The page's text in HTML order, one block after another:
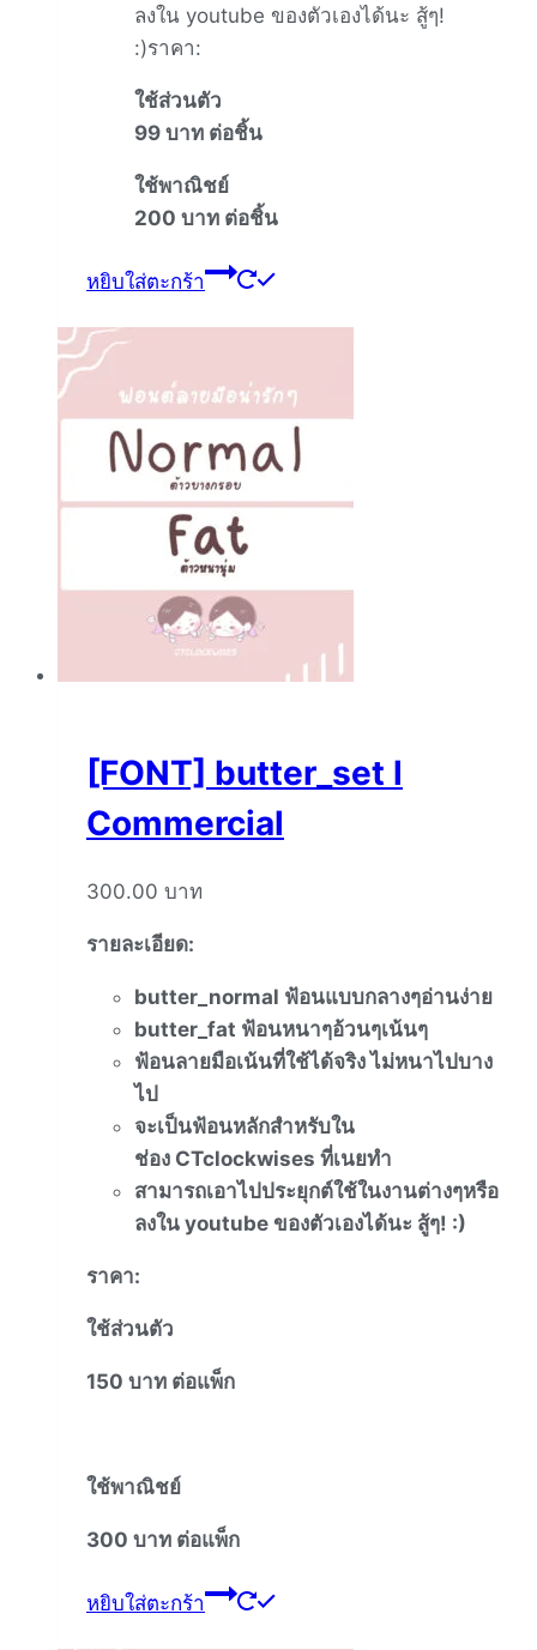
ลงใน youtube ของตัวเองได้นะ สู้ๆ!
:)ราคา:
ใช้ส่วนตัว
99 บาท ต่อชิ้น
ใช้พาณิชย์
200 บาท ต่อชิ้น
หยิบใส่ตะกร้า
[FONT] butter_set l
Commercial
300.00 บาท
รายละเอียด:
butter_normal ฟ้อนแบบกลางๆอ่านง่าย
butter_fat ฟ้อนหนาๆอ้วนๆเน้นๆ
ฟ้อนลายมือเน้นที่ใช้ได้จริง ไม่หนาไปบาง
ไป
จะเป็นฟ้อนหลักสำหรับใน
ช่อง CTclockwises ที่เนยทำ
สามารถเอาไปประยุกต์ใช้ในงานต่างๆหรือ
ลงใน youtube ของตัวเองได้นะ สู้ๆ! :)
ราคา:
ใช้ส่วนตัว
150 บาท ต่อแพ็ก
ใช้พาณิชย์
300 บาท ต่อแพ็ก
หยิบใส่ตะกร้า